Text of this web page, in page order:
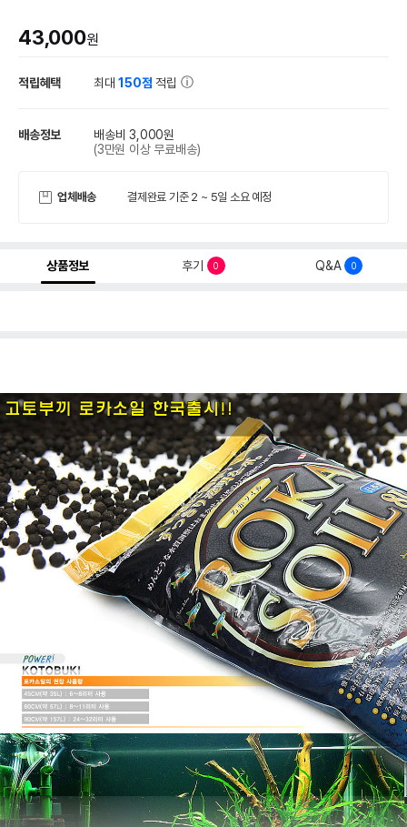
43,000원
적립혜택 최대150점 적립
배송정보
배송비 3,000원
(3만원 이상 무료배송)
업체배송 결제완료 기준 2 ~ 5일 소요 예정
상품정보 후기 0 Q&A 0